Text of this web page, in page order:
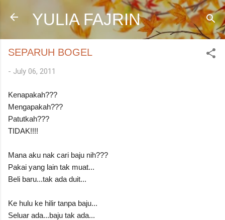
Skip to main content
YULIA FAJRIN
SEPARUH BOGEL
- July 06, 2011
Kenapakah???
Mengapakah???
Patutkah???
TIDAK!!!!
Mana aku nak cari baju nih???
Pakai yang lain tak muat...
Beli baru...tak ada duit...
Ke hulu ke hilir tanpa baju...
Seluar ada...baju tak ada...